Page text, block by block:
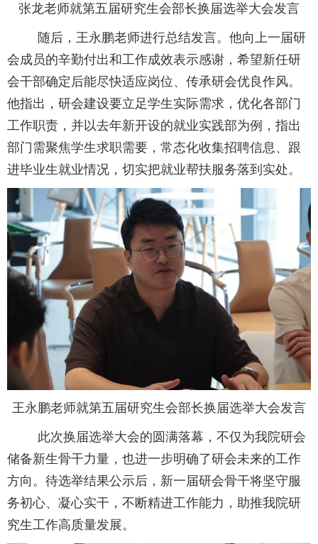
张龙老师就第五届研究生会部长换届选举大会发言
随后，王永鹏老师进行总结发言。他向上一届研
会成员的辛勤付出和工作成效表示感谢，希望新任研
会干部确定后能尽快适应岗位、传承研会优良作风。
他指出，研会建设要立足学生实际需求，优化各部门
工作职责，并以去年新开设的就业实践部为例，指出
部门需聚焦学生求职需要，常态化收集招聘信息、跟
进毕业生就业情况，切实把就业帮扶服务落到实处。
王永鹏老师就第五届研究生会部长换届选举大会发言
此次换届选举大会的圆满落幕，不仅为我院研会
储备新生骨干力量，也进一步明确了研会未来的工作
方向。待选举结果公示后，新一届研会骨干将坚守服
务初心、凝心实干，不断精进工作能力，助推我院研
究生工作高质量发展。